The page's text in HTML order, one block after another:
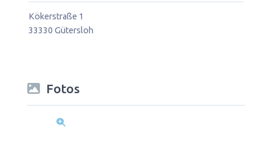
Fotos
Kökerstraße 1
33330 Gütersloh